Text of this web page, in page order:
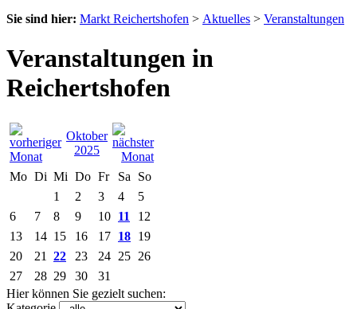
Sie sind hier: Markt Reichertshofen > Aktuelles > Veranstaltungen
Veranstaltungen in
Reichertshofen
Oktober
2025
Mo Di Mi Do Fr Sa
So
1
2 3 4
5
6
7 8 9 10 11
12
13
14 15 16 17 18 19
20
21 22 23 24 25 26
27
28 29 30
31
Hier können Sie gezielt suchen: